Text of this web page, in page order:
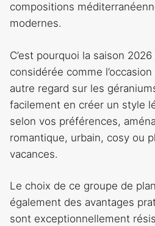
compositions
modernes.
C’est pourquoi la saison 2026
considérée comme
autre regard sur les
facilement en créer un style
selon vos préférences,
romantique, urbain, cosy ou
vacances.
Le choix de ce groupe de
également des avantages
sont exceptionnellement